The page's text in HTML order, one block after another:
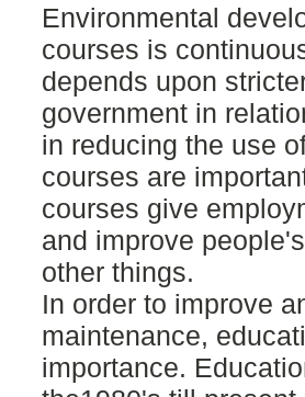
Environmental
courses is
depends upon
government in
in reducing the use
courses are
courses give
and improve
other things.
In order to improve
maintenance,
importance.